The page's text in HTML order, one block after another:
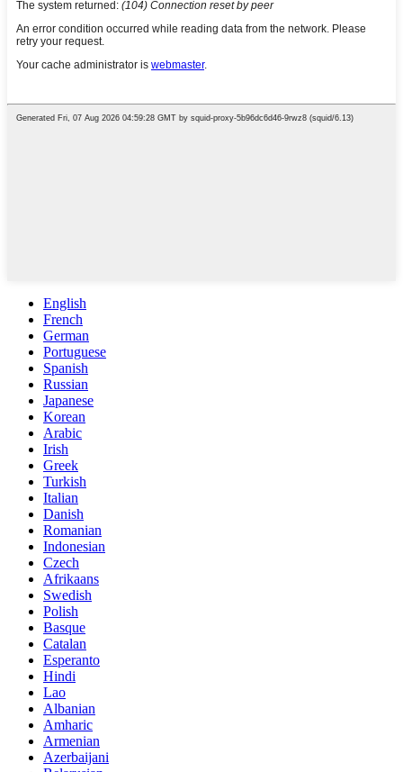
English
French
German
Portuguese
Spanish
Russian
Japanese
Korean
Arabic
Irish
Greek
Turkish
Italian
Danish
Romanian
Indonesian
Czech
Afrikaans
Swedish
Polish
Basque
Catalan
Esperanto
Hindi
Lao
Albanian
Amharic
Armenian
Azerbaijani